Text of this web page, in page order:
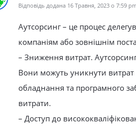
Відповідь додана 16 Травня, 2023 о 7:59
Аутсорсинг – це процес
компаніям або зовнішнім
– Зниження витрат.
Вони можуть уникнути
обладнання та програмного
витрати.
– Доступ до